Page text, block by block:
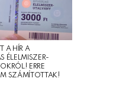
A HÍR A
ÉLELMISZER-
ERRE
SZÁMÍTOTTAK!